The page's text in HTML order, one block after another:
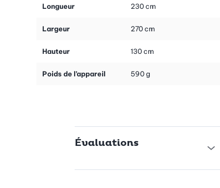
tampons antidérapants sur les pieds assurent une bonne
pouvez ainsi utiliser l'étagère sans crainte, même sur des
Montage facile en quelques étapes
est simple et rapide. Vous n'avez pas besoin d'outils
La qualité pour votre maison
vous investissez dans un meuble qui se distingue par son bois
Longueur 230 cm
Largeur 270 cm
Hauteur 130 cm
Poids de l’appareil 590 g
Évaluations